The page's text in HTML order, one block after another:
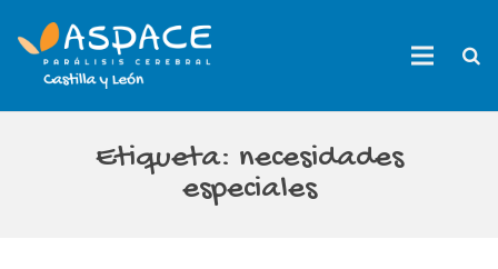
Etiqueta: necesidades
especiales